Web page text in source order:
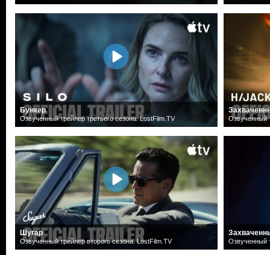
Бункер
Озвученный трейлер третьего сезона. LostFilm.TV
Шугар
Озвученный трейлер второго сезона. LostFilm.TV
Озвученный
Озвученный